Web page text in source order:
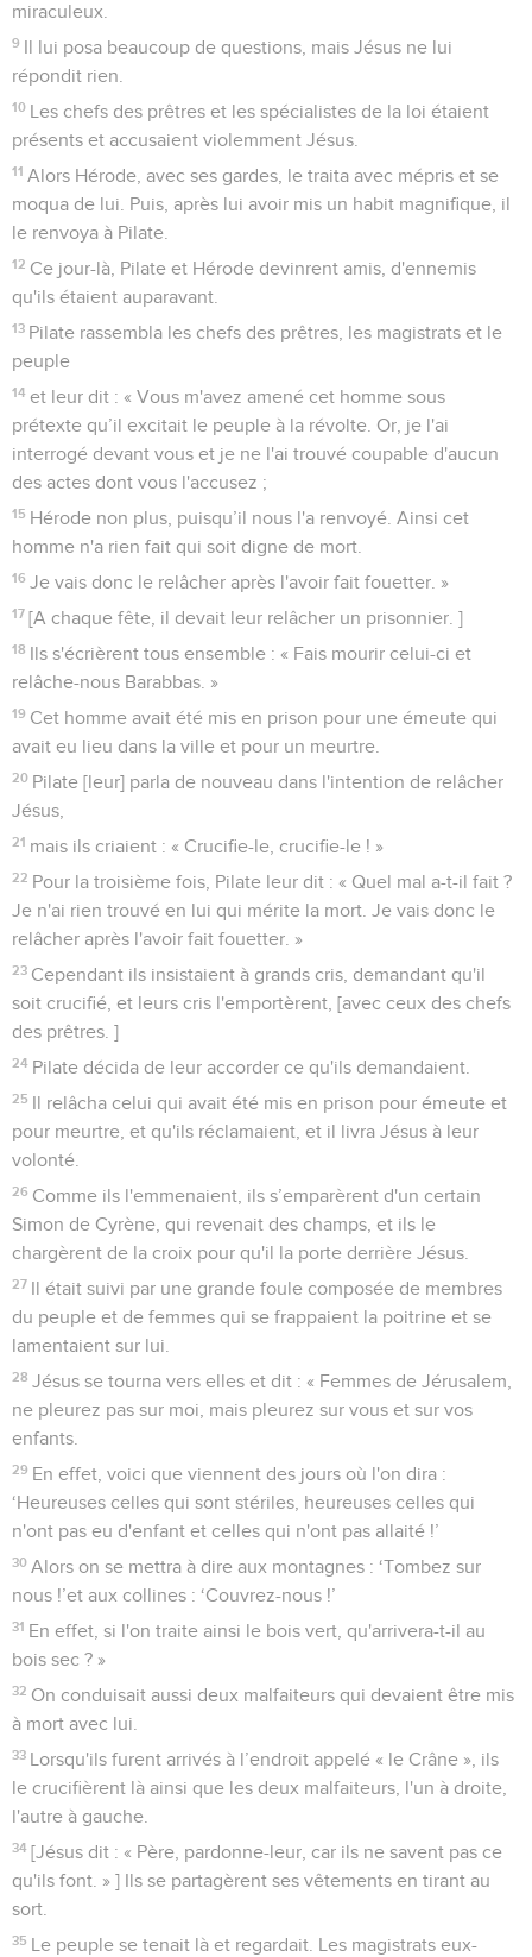
miraculeux.
9 Il lui posa beaucoup de questions, mais Jésus ne lui
répondit rien.
10 Les chefs des prêtres et les spécialistes de la loi étaient
présents et accusaient violemment Jésus.
11 Alors Hérode, avec ses gardes, le traita avec mépris et se
moqua de lui. Puis, après lui avoir mis un habit magnifique, il
le renvoya à Pilate.
12 Ce jour-là, Pilate et Hérode devinrent amis, d'ennemis
qu'ils étaient auparavant.
13 Pilate rassembla les chefs des prêtres, les magistrats et le
peuple
14 et leur dit : « Vous m'avez amené cet homme sous
prétexte qu’il excitait le peuple à la révolte. Or, je l'ai
interrogé devant vous et je ne l'ai trouvé coupable d'aucun
des actes dont vous l'accusez ;
15 Hérode non plus, puisqu’il nous l'a renvoyé. Ainsi cet
homme n'a rien fait qui soit digne de mort.
16 Je vais donc le relâcher après l'avoir fait fouetter. »
17 [A chaque fête, il devait leur relâcher un prisonnier. ]
18 Ils s'écrièrent tous ensemble : « Fais mourir celui-ci et
relâche-nous Barabbas. »
19 Cet homme avait été mis en prison pour une émeute qui
avait eu lieu dans la ville et pour un meurtre.
20 Pilate [leur] parla de nouveau dans l'intention de relâcher
Jésus,
21 mais ils criaient : « Crucifie-le, crucifie-le ! »
22 Pour la troisième fois, Pilate leur dit : « Quel mal a-t-il fait ?
Je n'ai rien trouvé en lui qui mérite la mort. Je vais donc le
relâcher après l'avoir fait fouetter. »
23 Cependant ils insistaient à grands cris, demandant qu'il
soit crucifié, et leurs cris l'emportèrent, [avec ceux des chefs
des prêtres. ]
24 Pilate décida de leur accorder ce qu'ils demandaient.
25 Il relâcha celui qui avait été mis en prison pour émeute et
pour meurtre, et qu'ils réclamaient, et il livra Jésus à leur
volonté.
26 Comme ils l'emmenaient, ils s’emparèrent d'un certain
Simon de Cyrène, qui revenait des champs, et ils le
chargèrent de la croix pour qu'il la porte derrière Jésus.
27 Il était suivi par une grande foule composée de membres
du peuple et de femmes qui se frappaient la poitrine et se
lamentaient sur lui.
28 Jésus se tourna vers elles et dit : « Femmes de Jérusalem,
ne pleurez pas sur moi, mais pleurez sur vous et sur vos
enfants.
29 En effet, voici que viennent des jours où l'on dira :
‘Heureuses celles qui sont stériles, heureuses celles qui
n'ont pas eu d'enfant et celles qui n'ont pas allaité !’
30 Alors on se mettra à dire aux montagnes : ‘Tombez sur
nous !’et aux collines : ‘Couvrez-nous !’
31 En effet, si l'on traite ainsi le bois vert, qu'arrivera-t-il au
bois sec ? »
32 On conduisait aussi deux malfaiteurs qui devaient être mis
à mort avec lui.
33 Lorsqu'ils furent arrivés à l’endroit appelé « le Crâne », ils
le crucifièrent là ainsi que les deux malfaiteurs, l'un à droite,
l'autre à gauche.
34 [Jésus dit : « Père, pardonne-leur, car ils ne savent pas ce
qu'ils font. » ] Ils se partagèrent ses vêtements en tirant au
sort.
35 Le peuple se tenait là et regardait. Les magistrats eux-